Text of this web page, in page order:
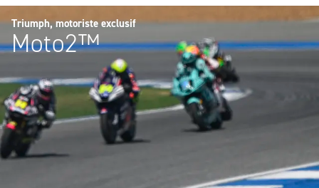
Triumph, motoriste exclusif
Moto2™